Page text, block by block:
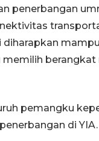
penerbangan
diharapkan
memilih berangkat
pemangku
di YIA.
03 August 2026 17:24